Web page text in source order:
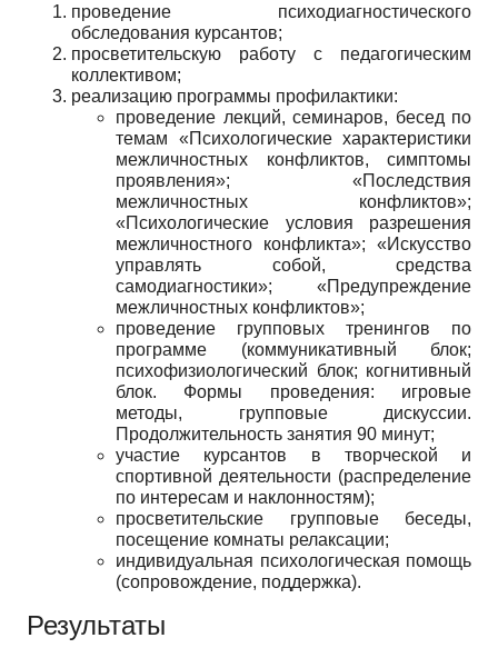
проведение психодиагностического
обследования курсантов;
просветительскую работу с педагогическим
коллективом;
реализацию программы профилактики:
проведение лекций, семинаров, бесед по
темам «Психологические характеристики
межличностных конфликтов, симптомы
проявления»; «Последствия
межличностных конфликтов»;
«Психологические условия разрешения
межличностного конфликта»; «Искусство
управлять собой, средства
самодиагностики»; «Предупреждение
межличностных конфликтов»;
проведение групповых тренингов по
программе (коммуникативный блок;
психофизиологический блок; когнитивный
блок. Формы проведения: игровые
методы, групповые дискуссии.
Продолжительность занятия 90 минут;
участие курсантов в творческой и
спортивной деятельности (распределение
по интересам и наклонностям);
просветительские групповые беседы,
посещение комнаты релаксации;
индивидуальная психологическая помощь
(сопровождение, поддержка).
Результаты